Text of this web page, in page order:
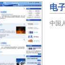
电
中国